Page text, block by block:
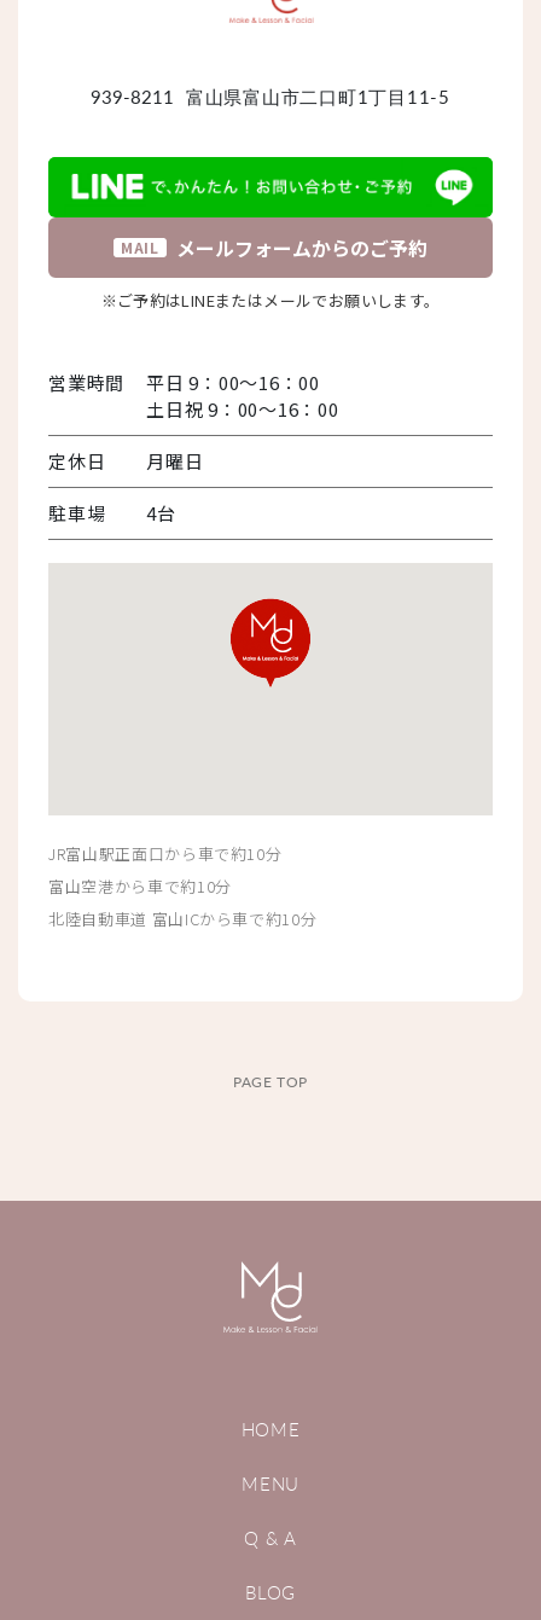
939-8211 富山県富山市二口町1丁目11-5
MAIL メールフォームからのご予約
※ご予約はLINEまたはメールでお願いします。
営業時間
平日 9：00～16：00
土日祝 9：00～16：00
定休日 月曜日
駐車場 4台
JR富山駅正面口から車で約10分
富山空港から車で約10分
北陸自動車道 富山ICから車で約10分
PAGE TOP
HOME
MENU
Q & A
BLOG